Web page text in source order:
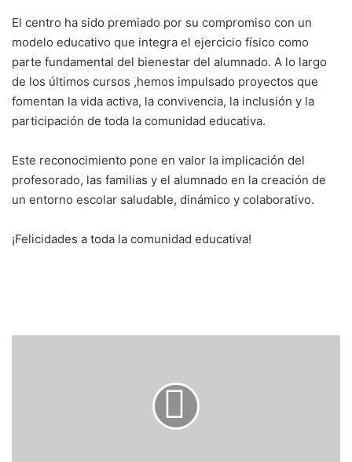
El centro ha sido premiado por su compromiso con un
modelo educativo que integra el ejercicio físico como
parte fundamental del bienestar del alumnado. A lo largo
de los últimos cursos ,hemos impulsado proyectos que
fomentan la vida activa, la convivencia, la inclusión y la
participación de toda la comunidad educativa.
Este reconocimiento pone en valor la implicación del
profesorado, las familias y el alumnado en la creación de
un entorno escolar saludable, dinámico y colaborativo.
¡Felicidades a toda la comunidad educativa!